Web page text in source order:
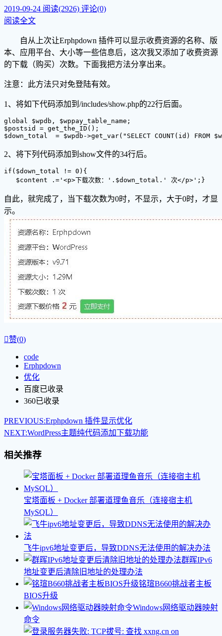
2019-09-24 阅读(2926) 评论(0)
阅读全文
自从上次让Erphpdown 插件可以显示收费资源的名称、版
本、应用平台、大小等一些信息后，这次我又添加了收费资源
的下载（购买）次数。下面我把方法分享出来。
注意：此方法只对免登陆有效。
1、将如下代码添加到/includes/show.php的22行后面。
global $wpdb, $wppay_table_name;
$postsid = get_the_ID();
2、将下列代码添加到show文件的34行后。
if($down_total != 0){
自此，就完成了，当下载次数为0时，不显示，大于0时，才显
示。
赞(0)
code
Erphpdown
优化
百度已收录
360已收录
PREVIOUS:Erphpdown 插件显示优化
NEXT:WordPress主题纯代码添加下载功能
相关推荐
宝塔面板 + Docker 部署道理鱼音乐（连接宿主机
MySQL）
飞牛ipv6地址变更后，导致DDNS无法使用的解决办法
群晖IPv6
地址变更后清除旧地址的处理办法
铭瑄B660挑战者主板
BIOS升级
Windows网络驱动器映射
命令